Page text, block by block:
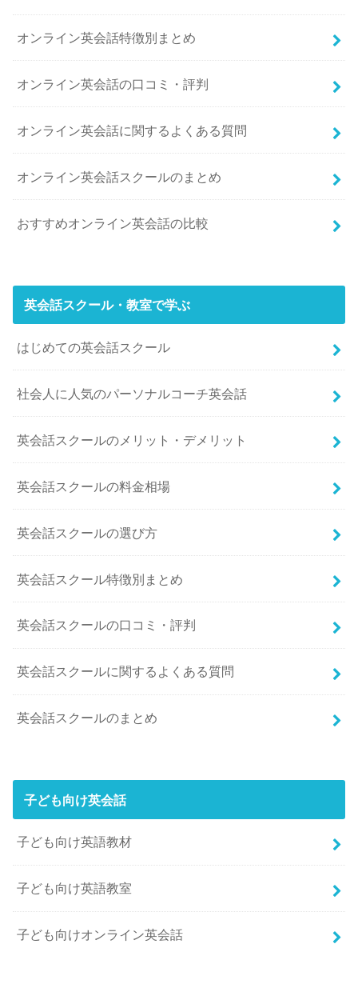
オンライン英会話特徴別まとめ
オンライン英会話の口コミ・評判
オンライン英会話に関するよくある質問
オンライン英会話スクールのまとめ
おすすめオンライン英会話の比較
英会話スクール・教室で学ぶ
はじめての英会話スクール
社会人に人気のパーソナルコーチ英会話
英会話スクールのメリット・デメリット
英会話スクールの料金相場
英会話スクールの選び方
英会話スクール特徴別まとめ
英会話スクールの口コミ・評判
英会話スクールに関するよくある質問
英会話スクールのまとめ
子ども向け英会話
子ども向け英語教材
子ども向け英語教室
子ども向けオンライン英会話